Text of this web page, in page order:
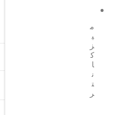
م
ی
ز
ک
ا
ن
ت
ر